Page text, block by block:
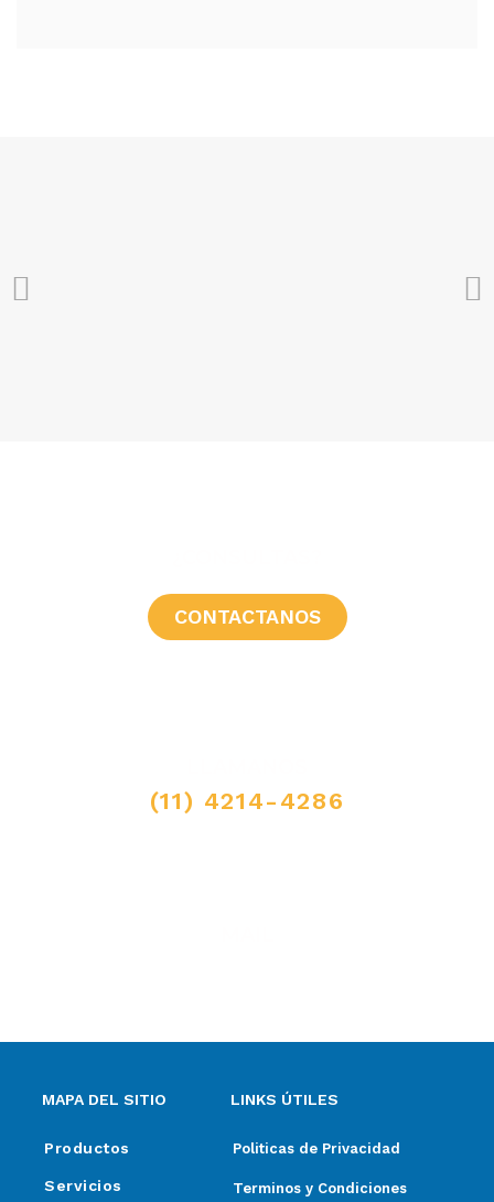
CONTACTANOS
(11) 4214-4286
MAPA DEL SITIO
Productos
Servicios
LINKS ÚTILES
Politicas de Privacidad
Terminos y Condiciones